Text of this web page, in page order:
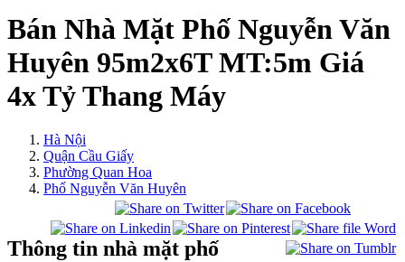
Bán Nhà Mặt Phố Nguyễn Văn
Huyên 95m2x6T MT:5m Giá
4x Tỷ Thang Máy
Hà Nội
Quận Cầu Giấy
Phường Quan Hoa
Phố Nguyễn Văn Huyên
Thông tin nhà mặt phố